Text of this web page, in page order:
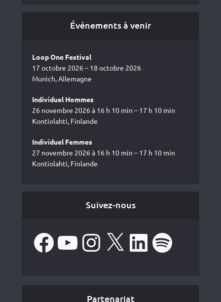
Événements à venir
Loop One Festival
17 octobre 2026 – 18 octobre 2026
Munich, Allemagne
Individuel Hommes
26 novembre 2026 à 16 h 10 min – 17 h 10 min
Kontiolahti, Finlande
Individuel Femmes
27 novembre 2026 à 16 h 10 min – 17 h 10 min
Kontiolahti, Finlande
Suivez-nous
Facebook Instagram LinkedIn Spotify
Partenariat